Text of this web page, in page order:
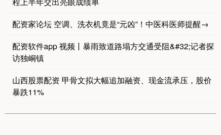
配资家论坛 空调、洗衣机竟是“元凶”！中医科医师提醒→
配资软件app 视频丨暴雨致道路塌方交通受阻&#32;记者探
访独峒镇
山西股票配资 甲骨文拟大幅追加融资、现金流承压，股价
暴跌11%